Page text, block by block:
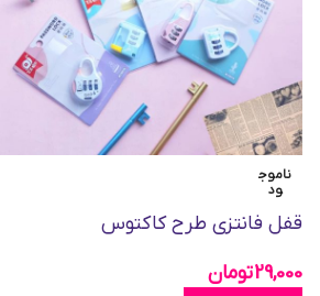
ناموج
ود
قفل فانتزی طرح کاکتوس
29,000تومان